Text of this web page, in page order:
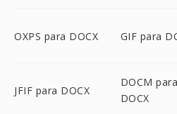
OXPS para DOCX GIF para
JFIF para DOCX
DOCM para
DOCX